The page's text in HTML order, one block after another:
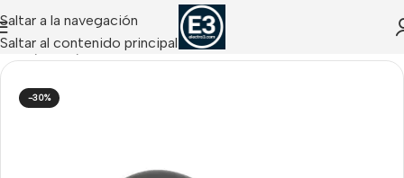
Saltar a la navegación
Saltar al contenido principal
Inicio Risco/Elementos Vía Radio Risco
-30%